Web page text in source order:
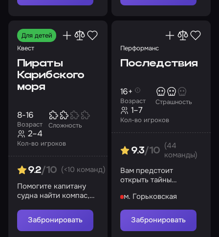
Для детей
Квест
Пираты
Карибского
моря
Возраст
8-16
Сложность
Кол-во игроков
2–4
9.2/10 (<10 команд)
Помогите капитану
судна найти компас,
новое путешествие
Забронировать
Перформанс
Последствия
Возраст
16+
Страшность
Кол-во игроков
1–7
9.3/10
(44
команды)
Вам предстоит
открыть тайны
м. Горьковская
Забронировать